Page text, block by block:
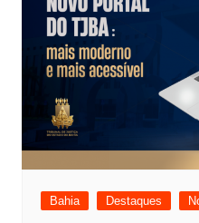
Bahia Destaques